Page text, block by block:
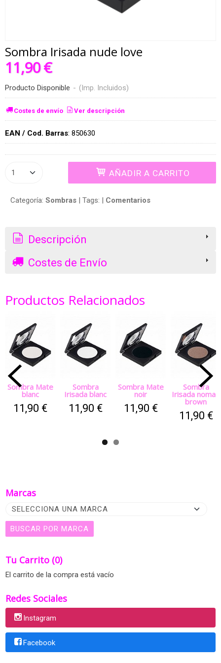
Marcas
Tu Carrito (0)
El carrito de la compra está vacío
Redes Sociales
Instagram
Facebook
Sombra Irisada nude love
11,90 €
Producto Disponible - (Imp. Incluidos)
Costes de envío Ver descripción
EAN / Cod. Barras: 850630
AÑADIR A CARRITO
Categoría: Sombras | Tags: | Comentarios
Descripción
Costes de Envío
Productos Relacionados
Sombra Mate
blanc
11,90 €
Sombra
Irisada blanc
11,90 €
Sombra Mate
noir
11,90 €
Sombra
Irisada nomad
brown
11,90 €